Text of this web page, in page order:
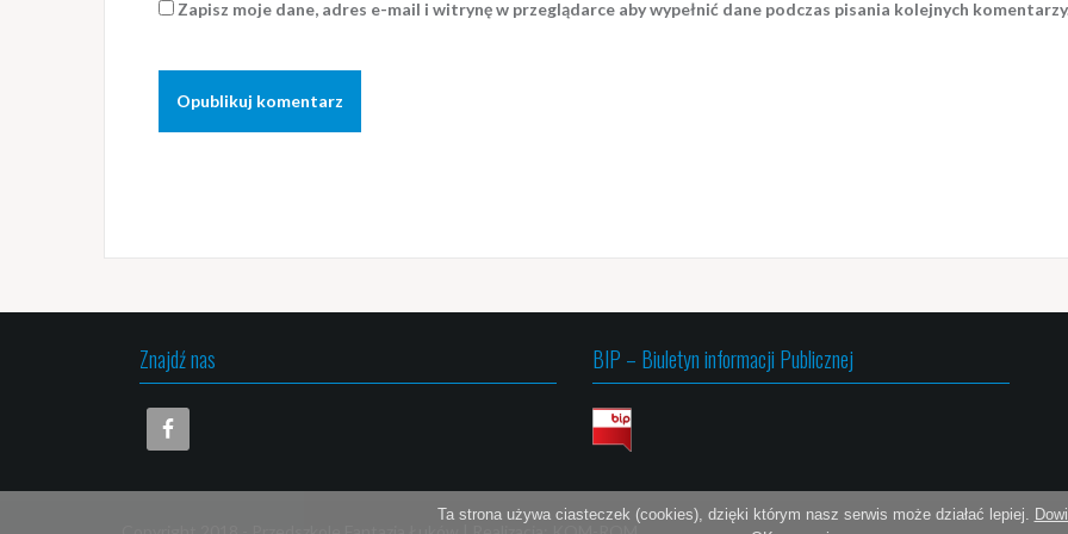
Zapisz moje dane, adres e-mail i witrynę w przeglądarce aby wypełnić dane podczas pisania kolejnych
Znajdź nas BIP – Biuletyn informacji Publicznej
Ta strona używa ciasteczek (cookies), dzięki którym nasz serwis może działać lepiej.